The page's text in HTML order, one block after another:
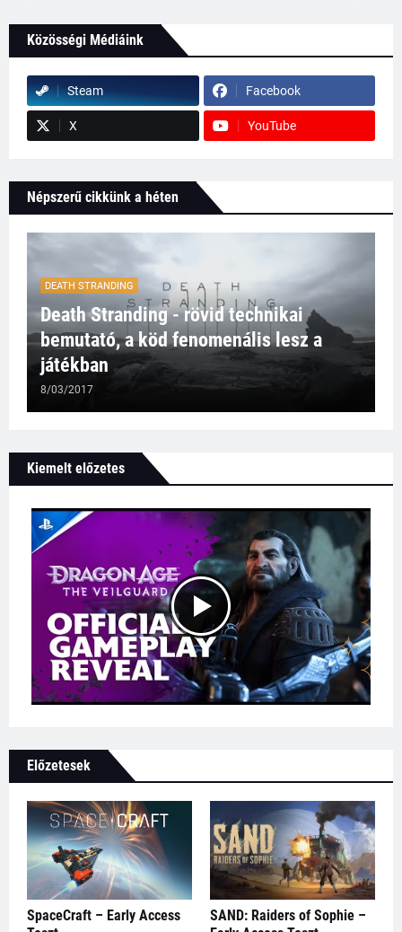
Közösségi Médiáink
Steam Facebook
X YouTube
Népszerű cikkünk a héten
DEATH STRANDING
Death Stranding - rövid technikai
bemutató, a köd fenomenális lesz a
játékban
8/03/2017
Kiemelt előzetes
Előzetesek
SpaceCraft – Early Access
SAND: Raiders of Sophie –